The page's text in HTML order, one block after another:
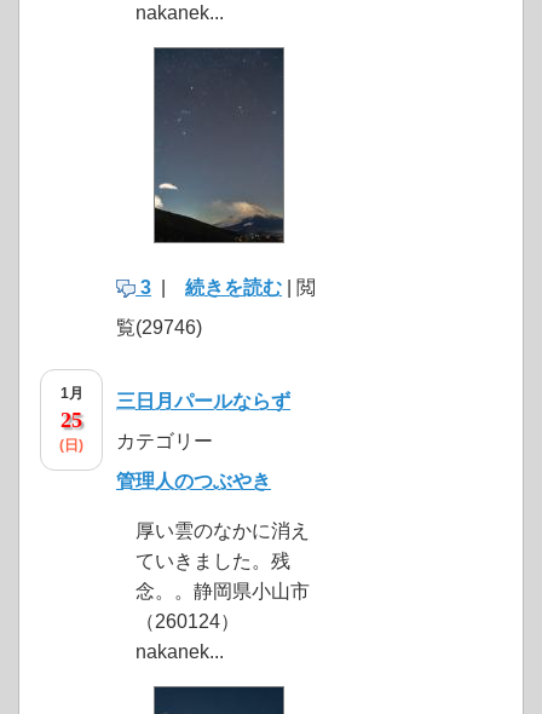
nakanek...
3 続きを読む | 閲
覧(29746)
1月
25
(日)
三日月パールならず
カテゴリー
管理人のつぶやき
厚い雲のなかに消え
ていきました。残
念。。静岡県小山市
（260124）
nakanek...